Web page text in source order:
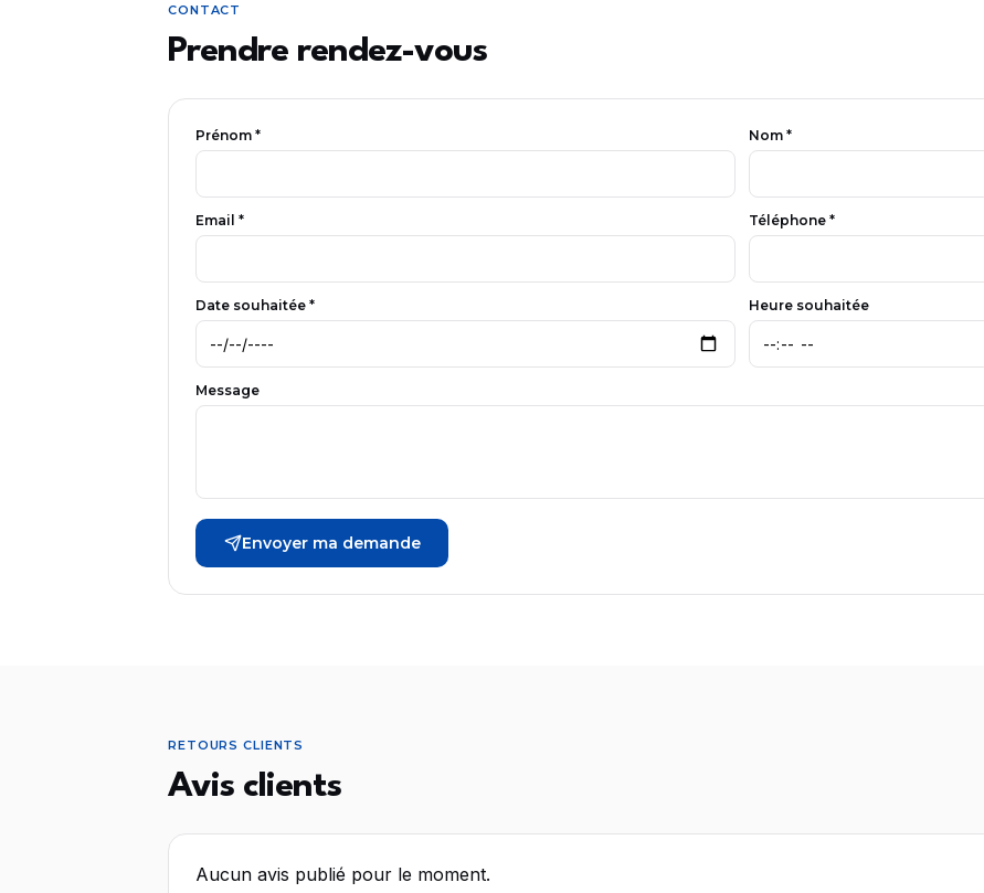
CONTACT
Prendre rendez-vous
Prénom * Nom *
Email * Téléphone *
Date souhaitée * Heure souhaitée
Message
Envoyer ma demande
RETOURS CLIENTS
Avis clients
Aucun avis publié pour le moment.